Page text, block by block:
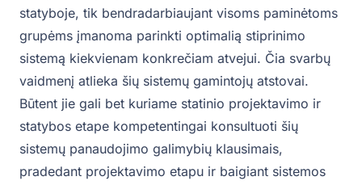
statyboje, tik bendradarbiaujant visoms paminėtoms
grupėms įmanoma parinkti optimalią stiprinimo
sistemą kiekvienam konkrečiam atvejui. Čia svarbų
vaidmenį atlieka šių sistemų gamintojų atstovai.
Būtent jie gali bet kuriame statinio projektavimo ir
statybos etape kompetentingai konsultuoti šių
sistemų panaudojimo galimybių klausimais,
pradedant projektavimo etapu ir baigiant sistemos